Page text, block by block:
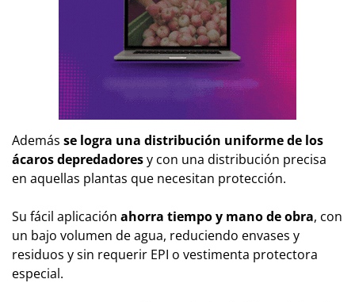
Además se logra una distribución uniforme de los
ácaros depredadoresy con una distribución precisa
en aquellas plantas que necesitan protección.
Su fácil aplicación ahorra tiempo y mano de obra, con
un bajo volumen de agua, reduciendo envases y
residuos y sin requerir EPI o vestimenta protectora
especial.